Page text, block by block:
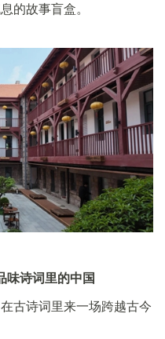
的故事盲盒。
味诗词里的中国
古诗词里来一场跨越古今